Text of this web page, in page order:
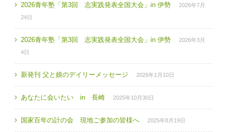
2026青年塾「第3回 志実践発表全国大会」in 伊勢
2026年7月
24日
2026青年塾「第3回 志実践発表全国大会」in 伊勢
2026年3月
4日
新発刊 父と娘のデイリーメッセージ 2026年1月10日
あなたに会いたい in 長崎 2025年10月30日
国家百年の計の会 現地ご参加の皆様へ 2025年8月19日